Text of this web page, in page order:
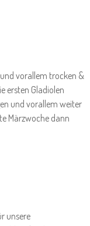
vorallem trocken &
ersten Gladiolen
und vorallem weiter
Märzwoche dann
unsere